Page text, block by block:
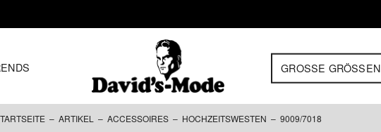
GROSSE GRÖSSEN
– ARTIKEL – ACCESSOIRES – HOCHZEITSWESTEN – 9009/7018